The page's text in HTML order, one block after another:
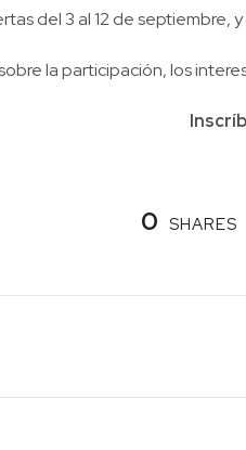
del 3 al 12 de septiembre,
la participación, los
0 SHARES